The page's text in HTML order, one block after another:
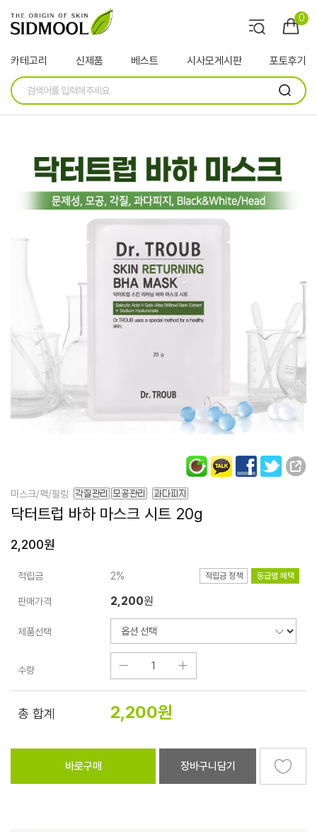
0
카테고리 신제품 베스트 시사모게시판 포토후기
마스크/팩/필링
닥터트럽 바하 마스크 시트 20g
2,200원
적립금 2% 적립금 정책 등급별 혜택
판매가격 2,200원
제품선택
수량
총 합계 2,200원
바로구매 장바구니담기